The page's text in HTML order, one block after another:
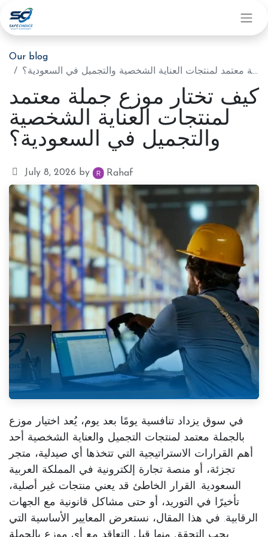
Our blog
كيف تختار موزع جملة معتمد لمنتجات العناية الشخصية والتجميل في السعودية؟
كيف تختار موزع جملة معتمد
لمنتجات العناية الشخصية
والتجميل في السعودية؟
July 8, 2026 by Rahaf
في سوق يزداد تنافسية يومًا بعد يوم، يُعد اختيار موزع
بالجملة معتمد لمنتجات التجميل والعناية الشخصية أحد
أهم القرارات الاستراتيجية التي تتخذها أي صيدلية، متجر
تجزئة، أو منصة تجارة إلكترونية في المملكة العربية
السعودية. القرار الخاطئ قد يعني منتجات غير أصلية،
تأخيرًا في التوريد، أو حتى مشاكل قانونية مع الجهات
الرقابية. في هذا المقال، نستعرض المعايير الأساسية التي